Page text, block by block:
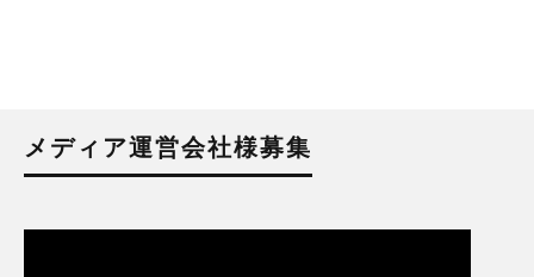
メディア運営会社様募集